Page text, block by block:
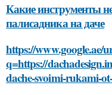
Какие инструменты
палисадника на даче
https://www.google.ae/
q=https://
dache-svoimi-rukami-